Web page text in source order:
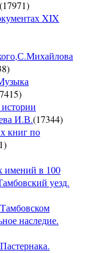
(17971)
XIX
)
)
И.В.(17344)
книг по
)
имений в 100
уезд.
наследие.